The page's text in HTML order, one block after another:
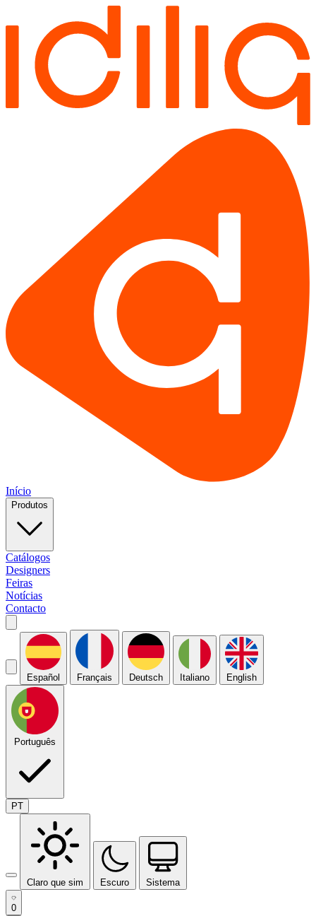
Início
Produtos
Catálogos
Designers
Feiras
Notícias
Contacto
Español Français Deutsch Italiano English
Português
PT
Claro que sim Escuro Sistema
0